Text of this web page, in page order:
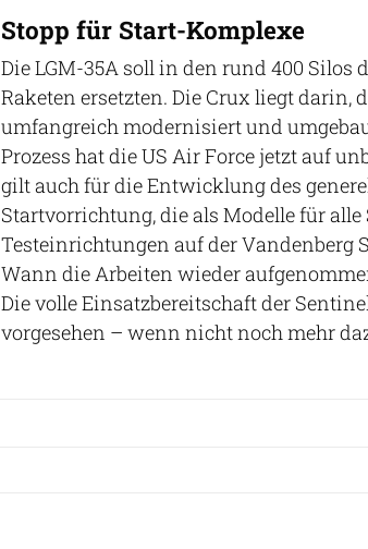
Stopp für Start-Komplexe
Die LGM-35A soll in den rund 400
Raketen ersetzten. Die Crux liegt darin,
umfangreich modernisiert und
Prozess hat die US Air Force jetzt auf
gilt auch für die Entwicklung des
Startvorrichtung, die als Modelle für
Testeinrichtungen auf der Vandenberg
Wann die Arbeiten wieder
Die volle Einsatzbereitschaft der
vorgesehen – wenn nicht noch mehr